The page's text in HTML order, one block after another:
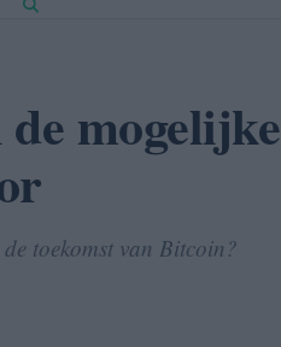
mogelijke
toekomst van Bitcoin?